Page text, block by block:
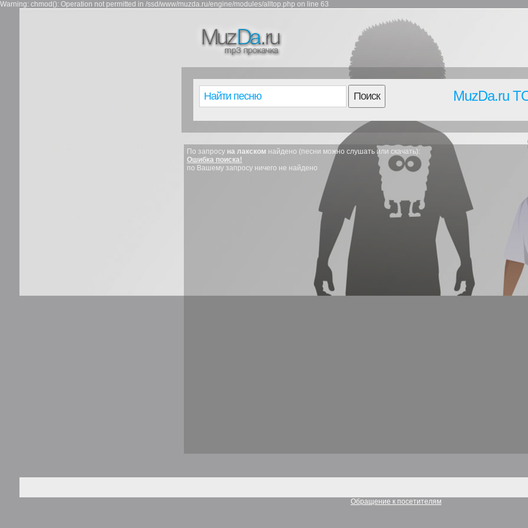
Warning: chmod(): Operation not permitted in /ssd/www/muzda.ru/engine/modules/alltop.php on line 63
Поиск MuzDa.ru
По запросу на лакском найдено (песни можно слушать или скачать):
Ошибка поиска!
по Вашему запросу ничего не найдено
Обращение к посетителям